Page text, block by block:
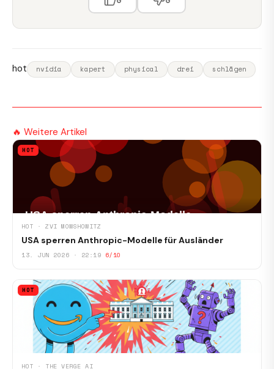
hot nvidia kapert physical drei schlägen
🔥 Weitere Artikel
HOT
HOT · ZVI MOWSHOWITZ
USA sperren Anthropic-Modelle für Ausländer
13. JUN 2026 · 22:19 6/10
HOT
HOT · THE VERGE AI